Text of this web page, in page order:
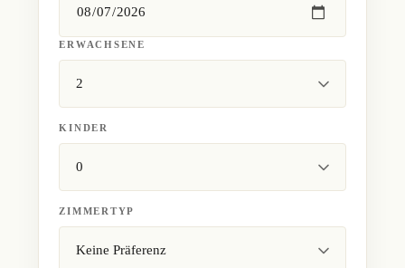
ERWACHSENE
KINDER
ZIMMERTYP